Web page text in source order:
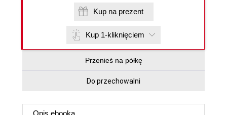
Kup na prezent
Kup 1-kliknięciem
Przenieś na półkę
Do przechowalni
Opis ebooka